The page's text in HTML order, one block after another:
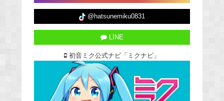
@hatsunemiku0831
LINE
初音ミク公式ナビ「ミクナビ」